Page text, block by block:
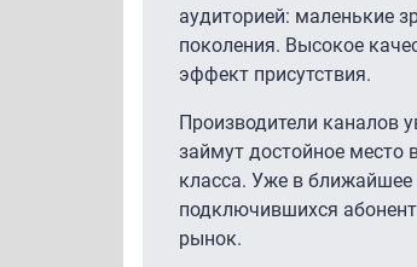
аудиторией: маленькие
поколения. Высокое
эффект присутствия.
Производители каналов
займут достойное место
класса. Уже в
подключившихся
рынок.